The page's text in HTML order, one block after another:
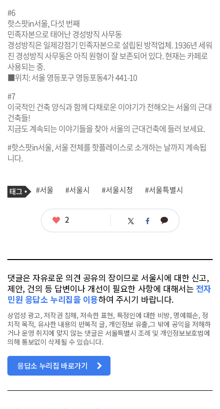
#6
핫스팟in서울, 다섯 번째
민족자본으로 태어난 경성방직 사무동
경성방직은 일제강점기 민족자본으로 설립된 방적업체. 1936년 세워
진 경성방직 사무동은 아직 원형이 잘 보존되어 있다. 현재는 카페로
사용되는 중.
■위치: 서울 영등포구 영등포동4가 441-10
#7
이국적인 건축 양식과 함께 다채로운 이야기가 전해오는 서울의 근대
건축들!
지금도 계속되는 이야기들을 찾아 서울의 근대건축에 들러 보세요.
#핫스팟in서울, 서울 전체를 핫플레이스로 소개하는 날까지 계속됩
니다.
기
사
태
그
#서울 #서울시 #서울시청 #서울특별시
좋
2 트 페 카
댓글은 자유로운 의견 공유의 장이므로 서울시에 대한 신고,
제안, 건의 등 답변이나 개선이 필요한 사항에 대해서는 전자
민원 응답소 누리집을 이용하여 주시기 바랍니다.
상업성 광고, 저작권 침해, 저속한 표현, 특정인에 대한 비방, 명예훼손, 정
치적 목적, 유사한 내용의 반복적 글, 개인정보 유출,그 밖에 공익을 저해하
거나 운영 취지에 맞지 않는 댓글은 서울특별시 조례 및 개인정보보호법에
의해 통보없이 삭제될 수 있습니다.
응답소 누리집 바로가기